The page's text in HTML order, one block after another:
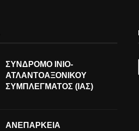
ΣΥΝΔΡΟΜΟ ΙΝΙΟ-
ΑΤΛΑΝΤΟΑΞΟΝΙΚΟΥ
ΣΥΜΠΛΕΓΜΑΤΟΣ (ΙΑΣ)
ΑΝΕΠΑΡΚΕΙΑ